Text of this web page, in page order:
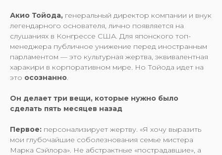
Акио Тойода, генеральный директор компании и внук
легендарного основателя, лично появляется на
слушаниях в Конгрессе США. Для японского топ-
менеджера публичное унижение перед иностранным
парламентом — это культурная жертва, эквивалентная
харакири в корпоративном мире. Но Тойода идет на
это осознанно.
Он делает три вещи, которые нужно было
сделать пять месяцев назад
Первое: персонализирует жертву. «Я хочу выразить
мои глубочайшие соболезнования семье мистера
Марка Сэйлора». Не абстрактные «пострадавшие», а